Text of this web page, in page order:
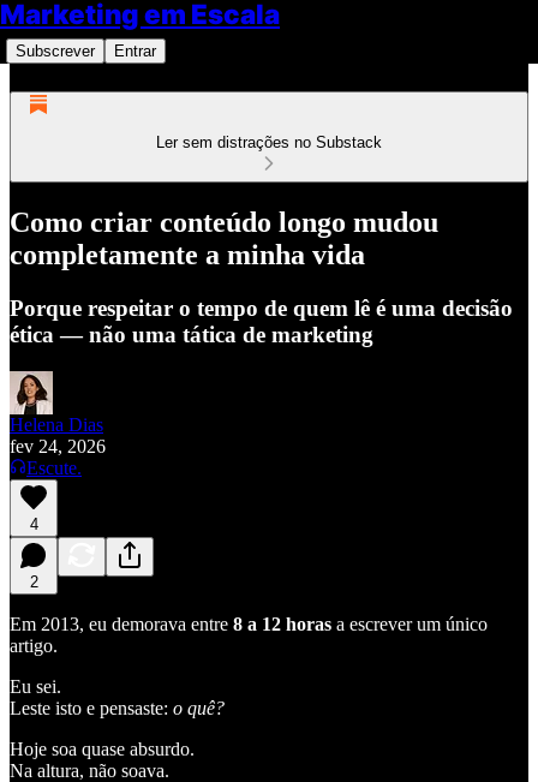
Marketing em Escala
Subscrever Entrar
Ler sem distrações no Substack
Como criar conteúdo longo mudou
completamente a minha vida
Porque respeitar o tempo de quem lê é uma decisão
ética — não uma tática de marketing
Helena Dias
fev 24, 2026
Escute.
4
2
Em 2013, eu demorava entre 8 a 12 horas a escrever um único
artigo.
Eu sei.
Leste isto e pensaste: o quê?
Hoje soa quase absurdo.
Na altura, não soava.